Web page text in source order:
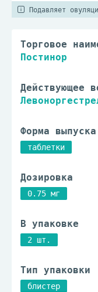
Подавляет
Торговое
Постинор
Действующее
Форма выпуска
таблетки
Дозировка
0.75 мг
В упаковке
2 шт.
Тип упаковки
блистер